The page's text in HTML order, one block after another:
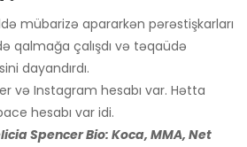
mübarizə apararkən pərəstişkarları
qalmağa çalışdı və təqaüdə
dayandırdı.
və Instagram hesabı var. Hətta
hesabı var idi.
Spencer Bio: Koca, MMA, Net